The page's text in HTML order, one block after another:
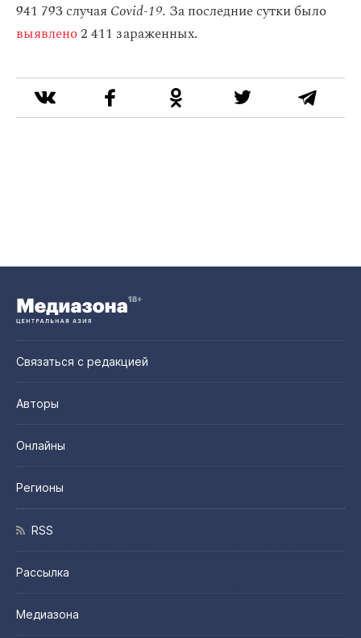
941 793 случая Covid-19. За последние сутки было
выявлено2 411 зараженных.
Связаться с редакцией
Авторы
Онлайны
Регионы
RSS
Рассылка
Медиазона